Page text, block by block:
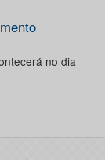
no dia